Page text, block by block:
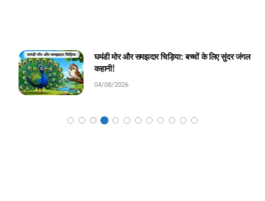
घमंडी मोर और समझदार चिड़िया: बच्चों के लिए सुंदर जंगल
कहानी!
04/08/2026